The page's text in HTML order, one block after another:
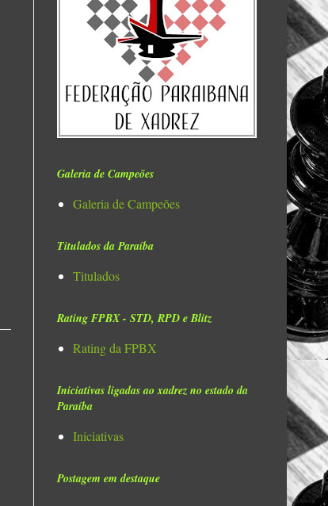
Galeria de Campeões
Galeria de Campeões
Titulados da Paraíba
Titulados
Rating FPBX - STD, RPD e Blitz
Rating da FPBX
Iniciativas ligadas ao xadrez no estado da
Paraíba
Iniciativas
Postagem em destaque